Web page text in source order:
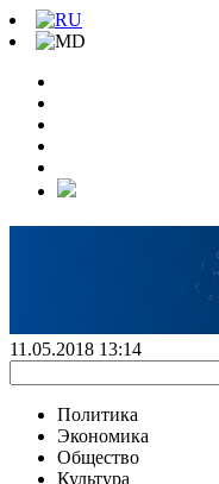
11.05.2018 13:14
Политика
Экономика
Общество
Культура